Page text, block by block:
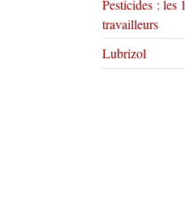
Pesticides : les 1
travailleurs
Lubrizol